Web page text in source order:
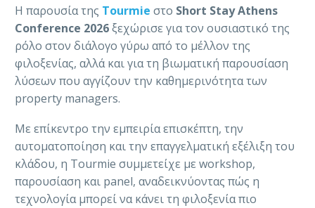
Η παρουσία της Tourmie στο Short Stay Athens
Conference 2026ξεχώρισε για τον ουσιαστικό της
ρόλο στον διάλογο γύρω από το μέλλον της
φιλοξενίας, αλλά και για τη βιωματική παρουσίαση
λύσεων που αγγίζουν την καθημερινότητα των
property managers.
Με επίκεντρο την εμπειρία επισκέπτη, την
αυτοματοποίηση και την επαγγελματική εξέλιξη του
κλάδου, η Tourmie συμμετείχε με workshop,
παρουσίαση και panel, αναδεικνύοντας πώς η
τεχνολογία μπορεί να κάνει τη φιλοξενία πιο